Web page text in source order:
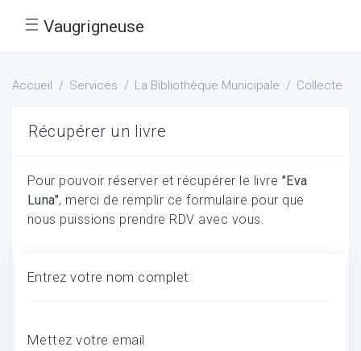
☰ Vaugrigneuse
Accueil Services La Bibliothèque Municipale Collecte
Récupérer un livre
Pour pouvoir réserver et récupérer le livre "Eva
Luna", merci de remplir ce formulaire pour que
nous puissions prendre RDV avec vous.
Entrez votre nom complet
Mettez votre email